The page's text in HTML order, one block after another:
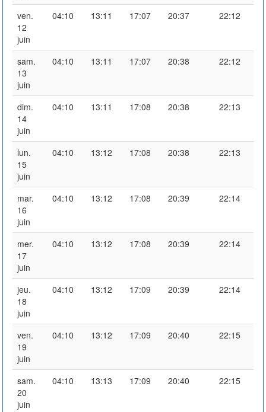
ven.
12
juin
04:10 13:11 17:07 20:37 22:12
sam.
13
juin
04:10 13:11 17:07 20:38 22:12
dim.
14
juin
04:10 13:11 17:08 20:38 22:13
lun.
15
juin
04:10 13:12 17:08 20:38 22:13
mar.
16
juin
04:10 13:12 17:08 20:39 22:14
mer.
17
juin
04:10 13:12 17:08 20:39 22:14
jeu.
18
juin
04:10 13:12 17:09 20:39 22:14
ven.
19
juin
04:10 13:12 17:09 20:40 22:15
sam.
20
juin
04:10 13:13 17:09 20:40 22:15